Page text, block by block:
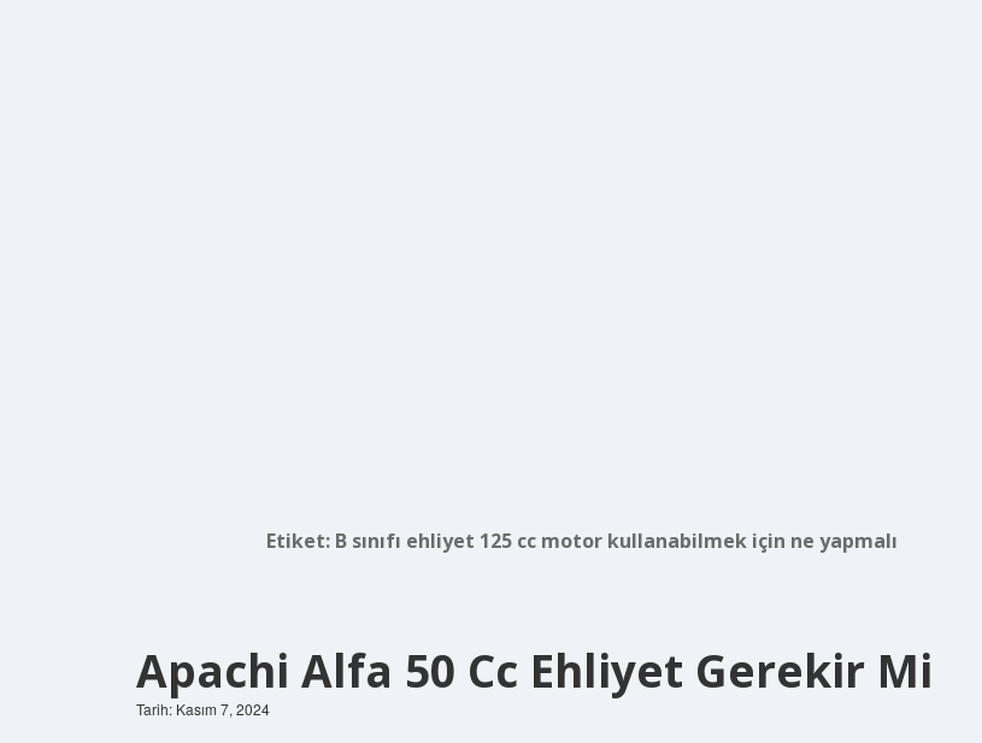
Etiket: B sınıfı ehliyet 125 cc motor kullanabilmek için ne yapmalı
Apachi Alfa 50 Cc Ehliyet Gerekir Mi
Tarih: Kasım 7, 2024